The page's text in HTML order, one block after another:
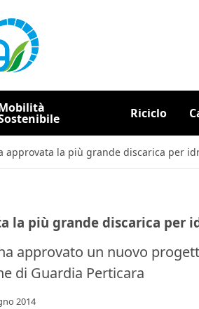
Riciclo
approvata la più grande discarica per
la più grande discarica per
approvato un nuovo
di Guardia Perticara
2014